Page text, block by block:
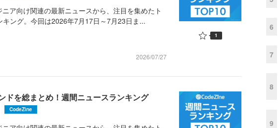
ア向け関連の最新ニュースから、注目を集めたト
キング。今回は2026年7月17日～7月23日ま...
2026/07/27
1
ドを総まとめ！週間ニュースランキング
CodeZine
6
7
8
9